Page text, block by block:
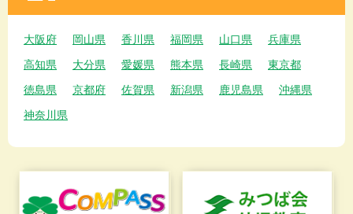
大阪府 岡山県 香川県 福岡県 山口県
兵庫県
高知県
大分県 愛媛県 熊本県 長崎県
東京都
徳島県
京都府 佐賀県 新潟県 鹿児島県
沖縄県
神奈川県